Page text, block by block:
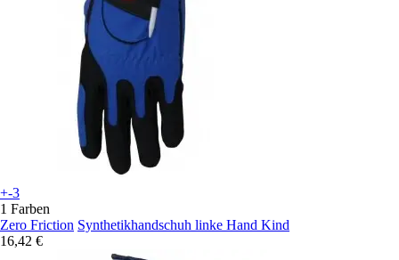
+-3
1 Farben
Zero Friction Synthetikhandschuh linke Hand Kind
16,42 €